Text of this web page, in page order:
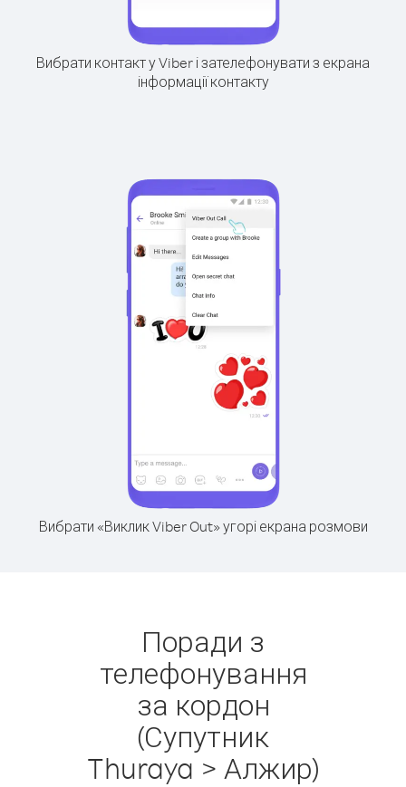
Вибрати контакт у Viber і зателефонувати з екрана
інформації контакту
Вибрати «Виклик Viber Out» угорі екрана розмови
Поради з
телефонування
за кордон
(Супутник
Thuraya > Алжир)